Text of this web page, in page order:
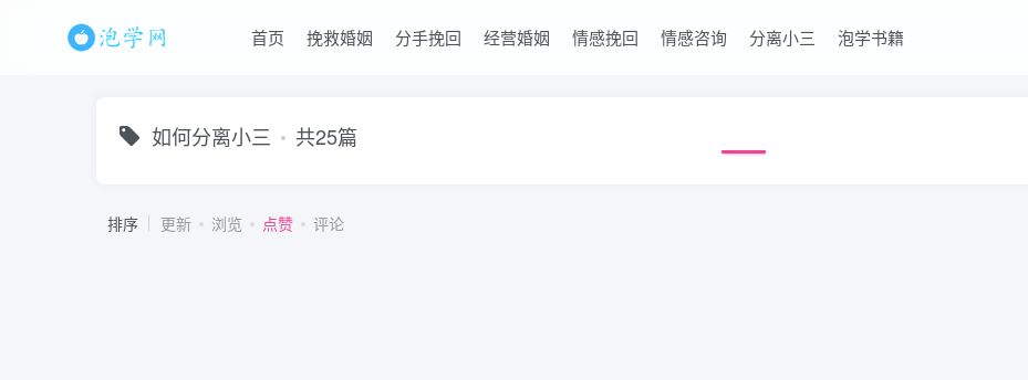
首页 挽救婚姻 分手挽回 经营婚姻 情感挽回 情感咨询 分离小三 泡学书籍
如何分离小三 共25篇
排序 更新 浏览 点赞 评论